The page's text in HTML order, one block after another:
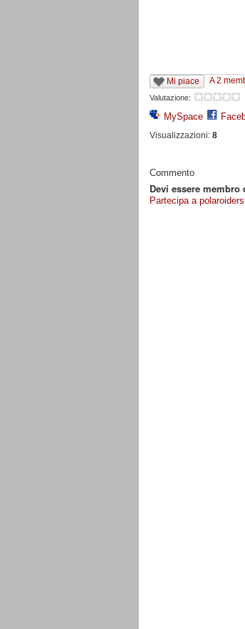
Mi piace A 2
Valutazione:
MySpace
Visualizzazioni: 8
Commento
Devi essere
Partecipa a polaroiders